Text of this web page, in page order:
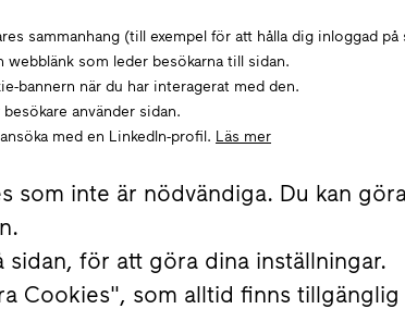
sammanhang (till exempel för att hålla dig inloggad på
som leder besökarna till sidan.
bannern när du har interagerat med den.
använder sidan.
med en LinkedIn-profil. Läs mer
som inte är nödvändiga. Du kan
för att göra dina inställningar.
Cookies", som alltid finns